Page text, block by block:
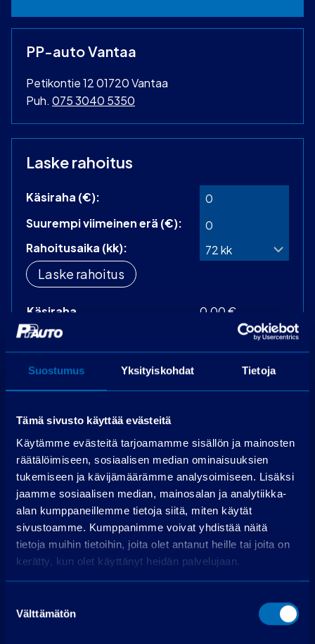
Suostumus Yksityiskohdat Tietoja
Tämä sivusto käyttää evästeitä
Käytämme evästeitä tarjoamamme sisällön ja mainosten
räätälöimiseen, sosiaalisen median ominaisuuksien
tukemiseen ja kävijämäärämme analysoimiseen. Lisäksi
jaamme sosiaalisen median, mainosalan ja analytiikka-
alan kumppaneillemme tietoja siitä, miten käytät
sivustoamme. Kumppanimme voivat yhdistää näitä
tietoja muihin tietoihin, joita olet antanut heille tai joita on
kerätty, kun olet käyttänyt heidän palvelujaan.
valinta
Välttämätön
PP-auto Vantaa
Petikontie 12 01720 Vantaa
Puh. 075 3040 5350
Laske rahoitus
Käsiraha (€):
Suurempi viimeinen erä (€):
Rahoitusaika (kk):
Laske rahoitus
Käsiraha
0,00 €
Perustamismaksu
399,00 €
Rahoitettava osuus
24 919,00 €
Käsittelymaksu
19,00 €/kk
Korko
3,99 %
Maksuerät
Todellinen vuosikorko
6,4 %
Luottokustannukset
4 909,91 €
Hae rahoitusta
Edellyttää myönteisen luottopäätöksen.